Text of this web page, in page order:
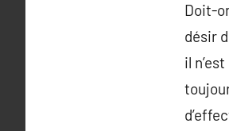
Doit-
désir
il